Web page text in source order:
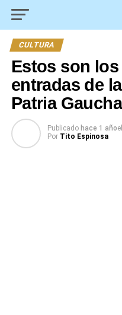
CULTURA
Estos son
entradas de
Patria
Publicado hace 1 añoel
Por Tito Espinosa